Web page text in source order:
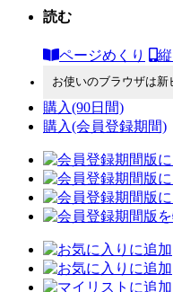
読む
ページめくり
お使いのブラウザは新
購入(90日間)
購入(会員登録期間)